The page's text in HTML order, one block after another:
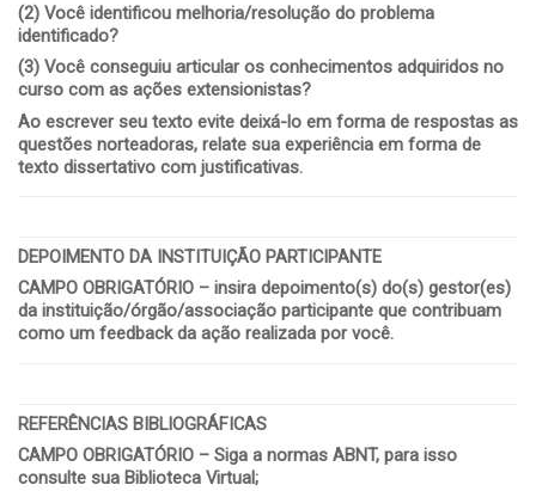
(2) Você identificou melhoria/resolução do problema
identificado?
(3) Você conseguiu articular os conhecimentos adquiridos no
curso com as ações extensionistas?
Ao escrever seu texto evite deixá-lo em forma de respostas as
questões norteadoras, relate sua experiência em forma de
texto dissertativo com justificativas.
DEPOIMENTO DA INSTITUIÇÃO PARTICIPANTE
CAMPO OBRIGATÓRIO – insira depoimento(s) do(s) gestor(es)
da instituição/órgão/associação participante que contribuam
como um feedback da ação realizada por você.
REFERÊNCIAS BIBLIOGRÁFICAS
CAMPO OBRIGATÓRIO – Siga a normas ABNT, para isso
consulte sua Biblioteca Virtual;